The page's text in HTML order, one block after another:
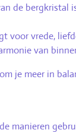
de
voor vrede,
van
je meer in
manieren